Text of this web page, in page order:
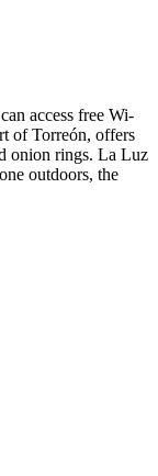
access free Wi-
of Torreón, offers
onion rings. La Luz
outdoors, the